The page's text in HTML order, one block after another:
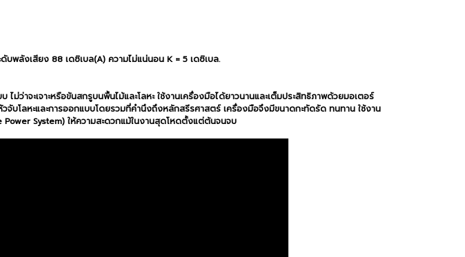
พลังเสียง 88 เดซิเบล(A) ความไม่แน่นอน K = 5 เดซิเบล.
าจะเจาะหรือขันสกรูบนพื้นไม้และโลหะ ใช้งานเครื่องมือได้ยาวนานและเต็มประสิทธิภาพด้วยมอเตอร์
บโลหะและการออกแบบโดยรวมที่คำนึงถึงหลักสรีรศาสตร์ เครื่องมือจึงมีขนาดกะทัดรัด ทนทาน ใช้งาน
System) ให้ความสะดวกแม้ในงานสุดโหดตั้งแต่ต้นจนจบ